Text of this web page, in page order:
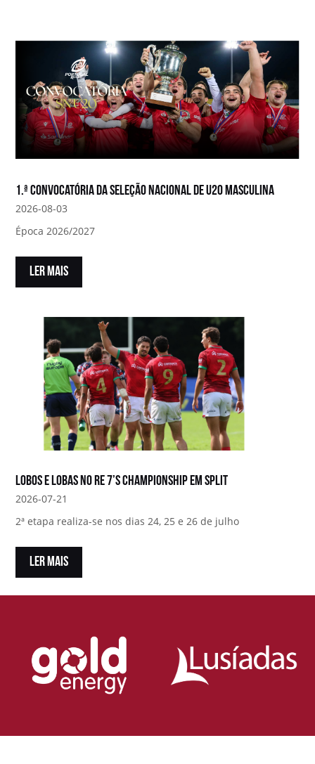
1.ª convocatória da Seleção Nacional de U20 Masculina
2026-08-03
Época 2026/2027
LER MAIS
Lobos e Lobas no RE 7’s Championship em Split
2026-07-21
2ª etapa realiza-se nos dias 24, 25 e 26 de julho
LER MAIS